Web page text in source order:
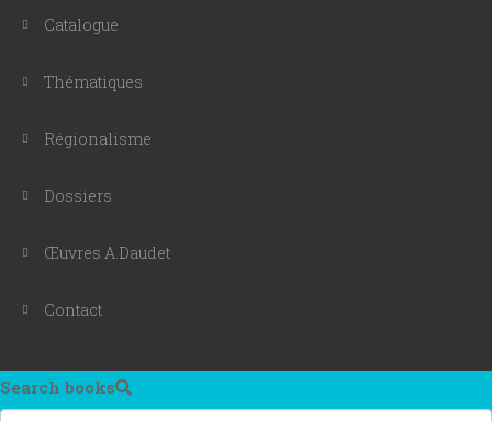
Catalogue
Thématiques
Régionalisme
Dossiers
Œuvres A.Daudet
Contact
Search books